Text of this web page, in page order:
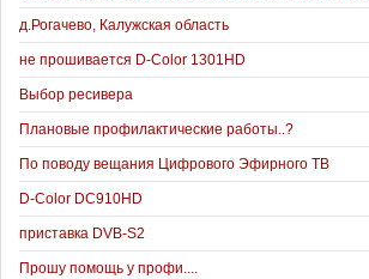
д.Рогачево, Калужская область
не прошивается D-Color 1301HD
Выбор ресивера
Плановые профилактические работы..?
По поводу вещания Цифрового Эфирного ТВ
D-Color DC910HD
приставка DVB-S2
Прошу помощь у профи....